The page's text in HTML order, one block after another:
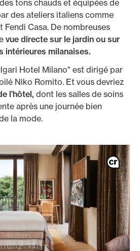
tons chauds et équipées de
des ateliers italiens comme
Fendi Casa. De nombreuses
vue directe sur le jardin ou sur
intérieures milanaises.
Hotel Milano" est dirigé par
Niko Romito. Et vous devriez
l’hôtel, dont les salles de soins
après une journée bien
la mode.